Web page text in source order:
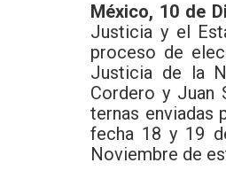
México, 10 de
Justicia y el
proceso de
Justicia de la
Cordero y Juan
ternas enviadas
fecha 18 y 19
Noviembre de